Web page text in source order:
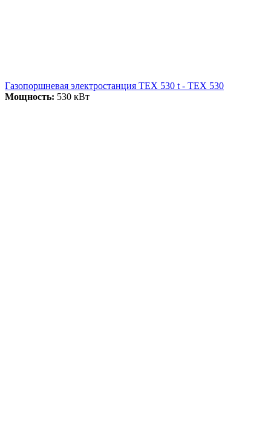
Газопоршневая электростанция ТЕХ 530 t - ТЕХ 530
Мощность: 530 кВт